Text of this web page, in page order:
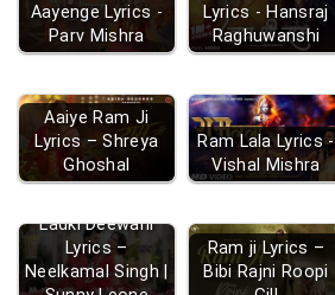
Aayenge Lyrics -
Parv Mishra
Lyrics - Hansraj
Raghuwanshi
Aaiye Ram Ji
Lyrics – Shreya
Ghoshal
Ram Lala Lyrics -
Vishal Mishra
Ladki Deewani
Lyrics –
Neelkamal Singh |
Ram ji Lyrics –
Bibi Rajni Roopi